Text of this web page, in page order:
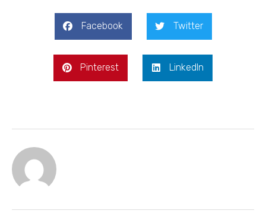
Facebook Twitter
Pinterest LinkedIn